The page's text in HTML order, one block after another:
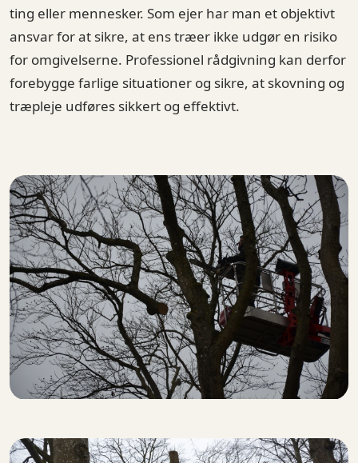
ting eller mennesker. Som ejer har man et objektivt
ansvar for at sikre, at ens træer ikke udgør en risiko
for omgivelserne. Professionel rådgivning kan derfor
forebygge farlige situationer og sikre, at skovning og
træpleje udføres sikkert og effektivt.